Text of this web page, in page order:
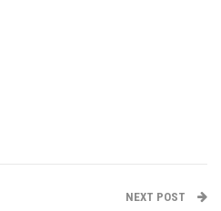
NEXT POST